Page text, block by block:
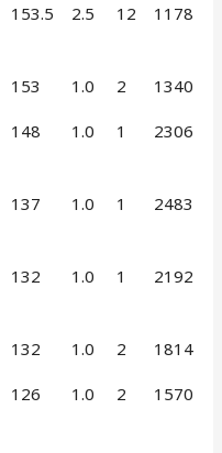
153.5 2.5 12 1178
153 1.0 2 1340
148 1.0 1 2306
137 1.0 1 2483
132 1.0 1 2192
132 1.0 2 1814
126 1.0 2 1570